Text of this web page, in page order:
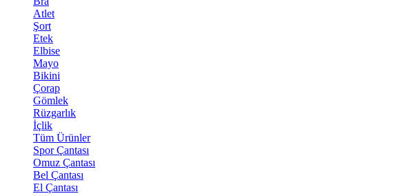
Atlet
Şort
Etek
Elbise
Mayo
Bikini
Çorap
Gömlek
Rüzgarlık
İçlik
Tüm Ürünler
Spor Çantası
Omuz Çantası
Bel Çantası
El Çantası